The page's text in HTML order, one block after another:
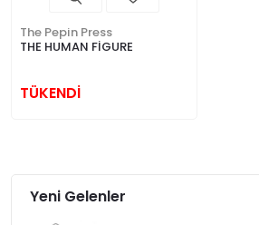
The Pepin Press
THE HUMAN FİGURE
TÜKENDİ
Yeni Gelenler